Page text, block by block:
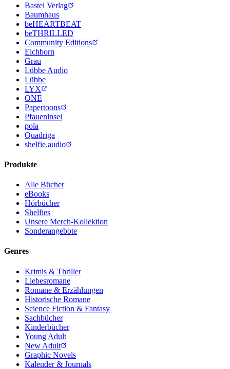
Bastei Verlag
Baumhaus
beHEARTBEAT
beTHRILLED
Community Editions
Eichborn
Grau
Lübbe Audio
Lübbe
LYX
ONE
Papertoons
Pfaueninsel
pola
Quadriga
shelfie.audio
Produkte
Alle Bücher
eBooks
Hörbücher
Shelfies
Unsere Merch-Kollektion
Sonderangebote
Genres
Krimis & Thriller
Liebesromane
Romane & Erzählungen
Historische Romane
Science Fiction & Fantasy
Sachbücher
Kinderbücher
Young Adult
New Adult
Graphic Novels
Kalender & Journals